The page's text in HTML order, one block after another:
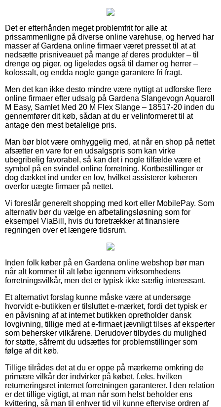
Det er efterhånden meget problemfrit for alle at
prissammenligne på diverse online varehuse, og herved har
masser af Gardena online firmaer været presset til at at
nedsætte prisniveauet på mange af deres produkter – til
drenge og piger, og ligeledes også til damer og herrer –
kolossalt, og endda nogle gange garantere fri fragt.
Men det kan ikke desto mindre være nyttigt at udforske flere
online firmaer efter udsalg på Gardena Slangevogn Aquaroll
M Easy, Samlet Med 20 M Flex Slange – 18517-20 inden du
gennemfører dit køb, sådan at du er velinformeret til at
antage den mest betalelige pris.
Man bør blot være omhyggelig med, at når en shop på nettet
afsætter en vare for en udsalgspris som kan virke
ubegribelig favorabel, så kan det i nogle tilfælde være et
symbol på en svindel online forretning. Kortbestillinger er
dog dækket ind under en lov, hvilket assisterer køberen
overfor uægte firmaer på nettet.
Vi foreslår generelt shopping med kort eller MobilePay. Som
alternativ bør du vælge en afbetalingsløsning som for
eksempel ViaBill, hvis du foretrækker at finansiere
regningen over et længere tidsrum.
Inden folk køber på en Gardena online webshop bør man
når alt kommer til alt løbe igennem virksomhedens
forretningsvilkår, men det er typisk ikke særlig interessant.
Et alternativt forslag kunne måske være at undersøge
hvorvidt e-butikken er tilsluttet e-mærket, fordi det typisk er
en påvisning af at internet butikken opretholder dansk
lovgivning, tillige med at e-firmaet jævnligt tilses af eksperter
som behersker vilkårene. Derudover tilbydes du mulighed
for støtte, såfremt du udsættes for problemstillinger som
følge af dit køb.
Tillige tilrådes det at du er oppe på mærkerne omkring de
primære vilkår der indvirker på købet, f.eks. hvilken
returneringsret internet forretningen garanterer. I den relation
er det tillige vigtigt, at man når som helst beholder ens
kvittering, så man til enhver tid vil kunne eftervise ordren af